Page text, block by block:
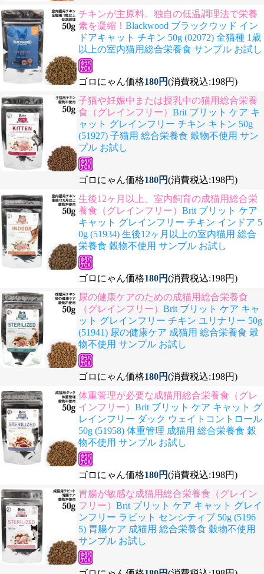
チキンが主原料。独自の低温調理法で栄養
素を凝縮！ Blackwood ブラックウッド イン
ドアキャット チキン 50g (02072) 全猫種 1歳
以上の室内猫用総合栄養食 サンプル お試し
ゴロにゃん価格180円(消費税込:198円)
子猫や妊娠中または授乳中の猫用総合栄養
食（グレインフリー） Brit ブリット ケア キ
ャット グレインフリー チキン キトン 50g
(51927) 子猫用 総合栄養食 穀物不使用 サン
プル お試し
ゴロにゃん価格180円(消費税込:198円)
生後12ヶ月以上、室内飼育の成猫用総合栄
養食（グレインフリー） Brit ブリット ケア
キャット グレインフリー チキン インドア 5
0g (51934) 生後12ヶ月以上の室内猫用 総合
栄養食 穀物不使用 サンプル お試し
ゴロにゃん価格180円(消費税込:198円)
尿の健康ケアのための成猫用総合栄養食
（グレインフリー） Brit ブリット ケア キャ
ット グレインフリー チキン ユリナリー 50g
(51941) 尿の健康ケア 成猫用 総合栄養食 穀
物不使用 サンプル お試し
ゴロにゃん価格180円(消費税込:198円)
体重管理が必要な成猫用総合栄養食（グレ
インフリー） Brit ブリット ケア キャット グ
レインフリー ダック ウェイトコントロール
50g (51958) 体重管理 成猫用 総合栄養食 穀
物不使用 サンプル お試し
ゴロにゃん価格180円(消費税込:198円)
胃腸が敏感な成猫用総合栄養食（グレイン
フリー） Brit ブリット ケア キャット グレイ
ンフリー ラビット センシティブ 50g (5196
5) 胃腸ケア 成猫用 総合栄養食 穀物不使用
サンプル お試し